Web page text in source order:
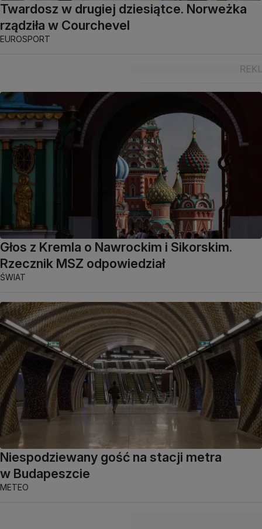
Twardosz w drugiej dziesiątce. Norweżka
rządziła w Courchevel
EUROSPORT
Głos z Kremla o Nawrockim i Sikorskim.
Rzecznik MSZ odpowiedział
ŚWIAT
Niespodziewany gość na stacji metra
w Budapeszcie
METEO